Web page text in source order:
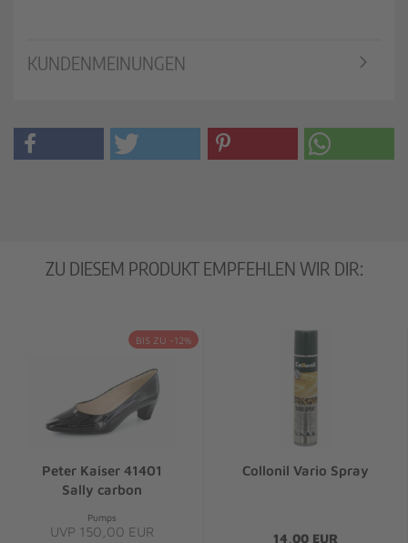
KUNDENMEINUNGEN
ZU DIESEM PRODUKT EMPFEHLEN WIR DIR:
BIS ZU -12%
Peter Kaiser 41401
Sally carbon
Pumps
UVP 150,00 EUR
Collonil Vario Spray
14,00 EUR